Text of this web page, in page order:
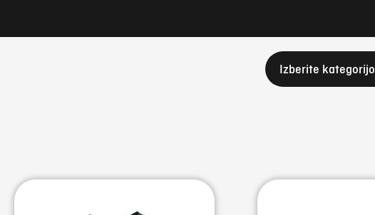
Izberite kategorijo